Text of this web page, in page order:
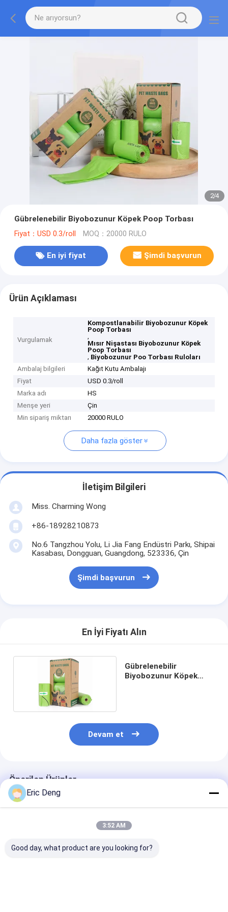
2/4
Gübrelenebilir Biyobozunur Köpek Poop Torbası
Fiyat：USD 0.3/roll MOQ：20000 RULO
En iyi fiyat Şimdi başvurun
Ürün Açıklaması
Vurgulamak
Kompostlanabilir Biyobozunur Köpek
Poop Torbası
,
Mısır Nişastası Biyobozunur Köpek
Poop Torbası
, Biyobozunur Poo Torbası Ruloları
Ambalaj bilgileri
Kağıt Kutu Ambalajı
Fiyat
USD 0.3/roll
Marka adı
HS
Menşe yeri
Çin
Min sipariş miktarı
20000 RULO
Daha fazla göster
İletişim Bilgileri
Miss. Charming Wong
+86-18928210873
No.6 Tangzhou Yolu, Li Jia Fang Endüstri Parkı, Shipai
Kasabası, Dongguan, Guangdong, 523336, Çin
Şimdi başvurun
En İyi Fiyatı Alın
Gübrelenebilir
Biyobozunur Köpek
Devam et
Önerilen Ürünler
Eric Deng
3:52 AM
Good day, what product are you looking for?